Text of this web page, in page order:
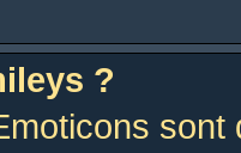
?